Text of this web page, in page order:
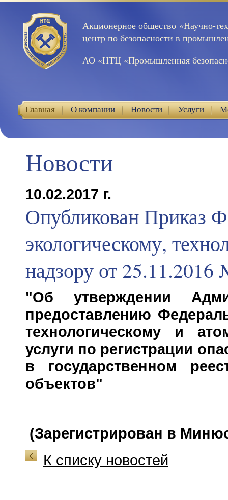
Акционерное общество «Научно-
центр по безопасности в
АО «НТЦ «Промышленная
Главная О компании Новости Услуги
Новости
10.02.2017 г.
Опубликован Приказ
экологическому,
надзору от
"Об утверждении
предоставлению
технологическому и
услуги по регистрации
в государственном
объектов"
(Зарегистрирован в
К списку новостей